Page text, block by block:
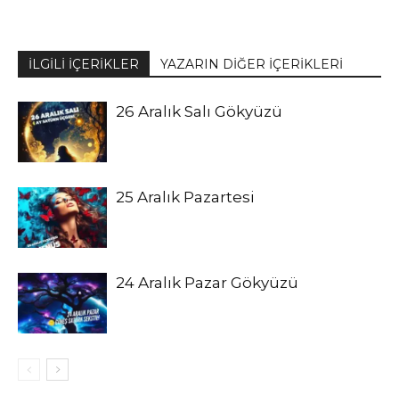
İLGİLİ İÇERİKLER YAZARIN DİĞER İÇERİKLERİ
26 Aralık Salı Gökyüzü
25 Aralık Pazartesi
24 Aralık Pazar Gökyüzü